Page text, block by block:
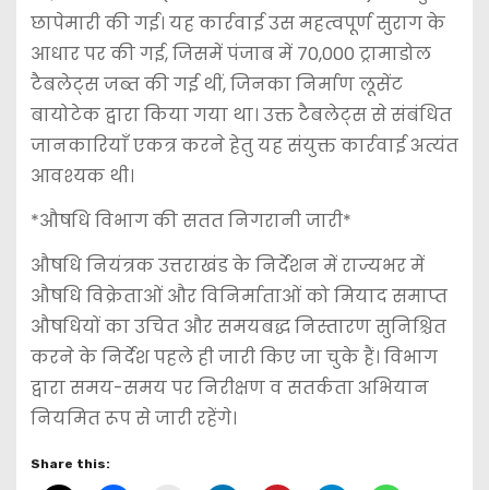
छापेमारी की गई। यह कार्रवाई उस महत्वपूर्ण सुराग के
आधार पर की गई, जिसमें पंजाब में 70,000 ट्रामाडोल
टैबलेट्स जब्त की गई थीं, जिनका निर्माण लूसेंट
बायोटेक द्वारा किया गया था। उक्त टैबलेट्स से संबंधित
जानकारियाँ एकत्र करने हेतु यह संयुक्त कार्रवाई अत्यंत
आवश्यक थी।
*औषधि विभाग की सतत निगरानी जारी*
औषधि नियंत्रक उत्तराखंड के निर्देशन में राज्यभर में
औषधि विक्रेताओं और विनिर्माताओं को मियाद समाप्त
औषधियों का उचित और समयबद्ध निस्तारण सुनिश्चित
करने के निर्देश पहले ही जारी किए जा चुके हैं। विभाग
द्वारा समय-समय पर निरीक्षण व सतर्कता अभियान
नियमित रूप से जारी रहेंगे।
Share this: